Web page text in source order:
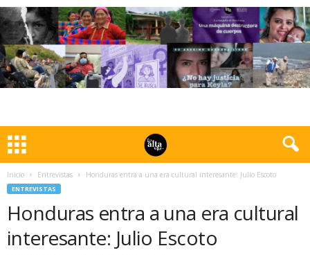
Inicio Entrevistas Honduras entra a una era cultural interesante: Julio Escoto
ENTREVISTAS
Honduras entra a una era cultural
interesante: Julio Escoto